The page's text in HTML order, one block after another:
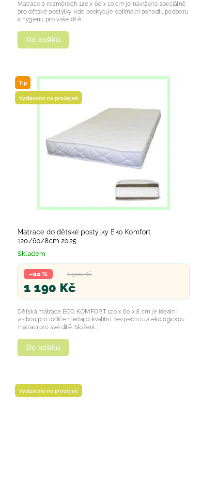
Do košíku
Matrace o rozměrech 120 x 60 x 10 cm je navržena speciálně
pro dětské postýlky, kde poskytuje optimální pohodlí, podporu
a hygienu pro vaše dítě....
Tip
Vystaveno na prodejně
Matrace do dětské postýlky Eko Komfort
120/60/8cm 2025
Skladem
1 500 Kč
–20 %
1 190 Kč
Do košíku
Dětská matrace ECO KOMFORT 120 x 60 x 8 cm je ideální
volbou pro rodiče hledající kvalitní, bezpečnou a ekologickou
matraci pro své dítě. Složení...
Vystaveno na prodejně